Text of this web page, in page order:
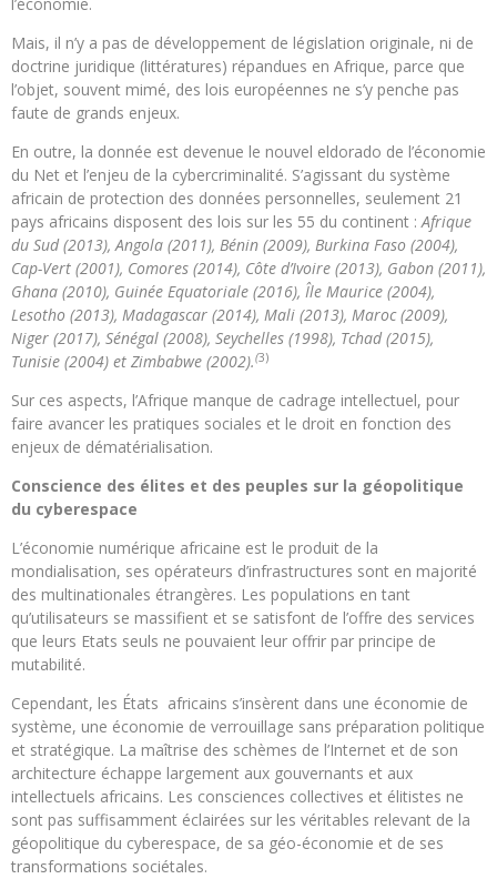
Mais, il n’y a pas de développement de législation originale, ni de
doctrine juridique (littératures) répandues en Afrique, parce que
l’objet, souvent mimé, des lois européennes ne s’y penche pas
faute de grands enjeux.
En outre, la donnée est devenue le nouvel eldorado de l’économie
du Net et l’enjeu de la cybercriminalité. S’agissant du système
africain de protection des données personnelles, seulement 21
pays africains disposent des lois sur les 55 du continent :Afrique
du Sud (2013), Angola (2011), Bénin (2009), Burkina Faso (2004),
Cap-Vert (2001), Comores (2014), Côte d’Ivoire (2013), Gabon (2011),
Ghana (2010), Guinée Equatoriale (2016), Île Maurice (2004),
Lesotho (2013), Madagascar (2014), Mali (2013), Maroc (2009),
Niger (2017), Sénégal (2008), Seychelles (1998), Tchad (2015),
Tunisie (2004) et Zimbabwe (2002).(3)
Sur ces aspects, l’Afrique manque de cadrage intellectuel, pour
faire avancer les pratiques sociales et le droit en fonction des
enjeux de dématérialisation.
Conscience des élites et des peuples sur la géopolitique
du cyberespace
L’économie numérique africaine est le produit de la
mondialisation, ses opérateurs d’infrastructures sont en majorité
des multinationales étrangères. Les populations en tant
qu’utilisateurs se massifient et se satisfont de l’offre des services
que leurs Etats seuls ne pouvaient leur offrir par principe de
mutabilité.
Cependant, les États africains s’insèrent dans une économie de
système, une économie de verrouillage sans préparation politique
et stratégique. La maîtrise des schèmes de l’Internet et de son
architecture échappe largement aux gouvernants et aux
intellectuels africains. Les consciences collectives et élitistes ne
sont pas suffisamment éclairées sur les véritables relevant de la
géopolitique du cyberespace, de sa géo-économie et de ses
transformations sociétales.